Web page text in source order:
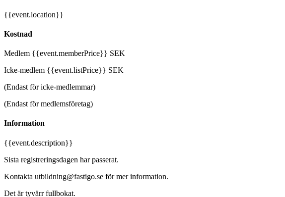
{{event.location}}
Kostnad
Medlem {{event.memberPrice}} SEK
Icke-medlem {{event.listPrice}} SEK
(Endast för icke-medlemmar)
(Endast för medlemsföretag)
Information
{{event.description}}
Sista registreringsdagen har passerat.
Kontakta utbildning@fastigo.se för mer information.
Det är tyvärr fullbokat.